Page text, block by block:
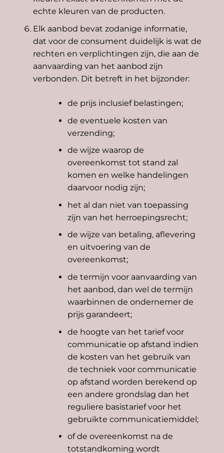
echte kleuren van de producten.
Elk aanbod bevat zodanige informatie,
dat voor de consument duidelijk is wat de
rechten en verplichtingen zijn, die aan de
aanvaarding van het aanbod zijn
verbonden. Dit betreft in het bijzonder:
de prijs inclusief belastingen;
de eventuele kosten van
verzending;
de wijze waarop de
overeenkomst tot stand zal
komen en welke handelingen
daarvoor nodig zijn;
het al dan niet van toepassing
zijn van het herroepingsrecht;
de wijze van betaling, aflevering
en uitvoering van de
overeenkomst;
de termijn voor aanvaarding van
het aanbod, dan wel de termijn
waarbinnen de ondernemer de
prijs garandeert;
de hoogte van het tarief voor
communicatie op afstand indien
de kosten van het gebruik van
de techniek voor communicatie
op afstand worden berekend op
een andere grondslag dan het
reguliere basistarief voor het
gebruikte communicatiemiddel;
of de overeenkomst na de
totstandkoming wordt